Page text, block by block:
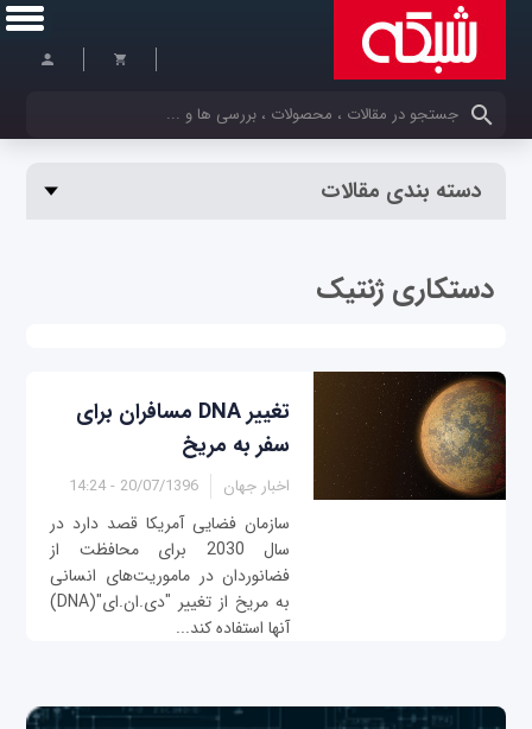
کلمات کلیدی خود را وارد کنید
دسته بندی مقالات
دستکاری ژنتیک
تغییر DNA مسافران برای
سفر به مریخ
اخبار جهان 20/07/1396 - 14:24
سازمان فضایی آمریکا قصد دارد در
سال 2030 برای محافظت از
فضانوردان در ماموریت‌های انسانی
به مریخ از تغییر "دی.ان.ای"(DNA)
آنها استفاده کند...